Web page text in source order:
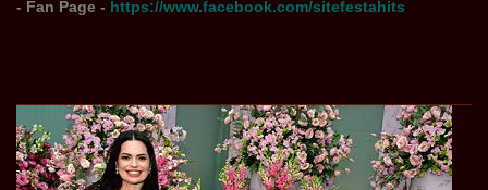
- Fan Page - https://www.facebook.com/sitefestahits